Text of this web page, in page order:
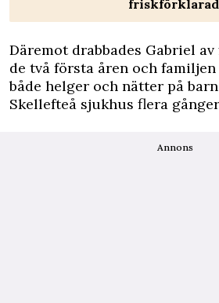
Däremot drabbades Gabriel
de två första åren och
både helger och nätter på
Skellefteå sjukhus flera
Annons